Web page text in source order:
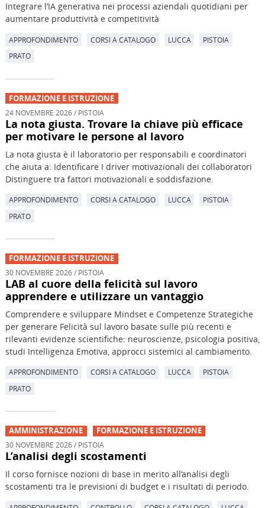
Integrare l’IA generativa nei processi aziendali quotidiani per
aumentare produttività e competitività
APPROFONDIMENTO CORSI A CATALOGO LUCCA
PISTOIA
PRATO
FORMAZIONE E ISTRUZIONE
24 NOVEMBRE 2026 / PISTOIA
La nota giusta. Trovare la chiave più efficace
per motivare le persone al lavoro
La nota giusta è il laboratorio per responsabili e coordinatori
che aiuta a: Identificare I driver motivazionali dei collaboratori
Distinguere tra fattori motivazionali e soddisfazione.
APPROFONDIMENTO CORSI A CATALOGO LUCCA
PISTOIA
PRATO
FORMAZIONE E ISTRUZIONE
30 NOVEMBRE 2026 / PISTOIA
LAB al cuore della felicità sul lavoro
apprendere e utilizzare un vantaggio
Comprendere e sviluppare Mindset e Competenze Strategiche
per generare Felicità sul lavoro basate sulle più recenti e
rilevanti evidenze scientifiche: neuroscienze, psicologia positiva,
studi Intelligenza Emotiva, approcci sistemici al cambiamento.
APPROFONDIMENTO CORSI A CATALOGO LUCCA
PISTOIA
PRATO
AMMINISTRAZIONE FORMAZIONE E ISTRUZIONE
30 NOVEMBRE 2026 / PISTOIA
L’analisi degli scostamenti
Il corso fornisce nozioni di base in merito all’analisi degli
scostamenti tra le previsioni di budget e i risultati di periodo.